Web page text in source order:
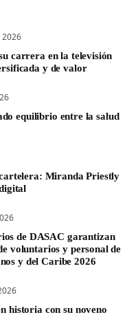
2026
carrera en la televisión
y de valor
equilibrio entre la salud
Miranda Priestly
de DASAC garantizan
voluntarios y personal de
y del Caribe 2026
historia con su noveno